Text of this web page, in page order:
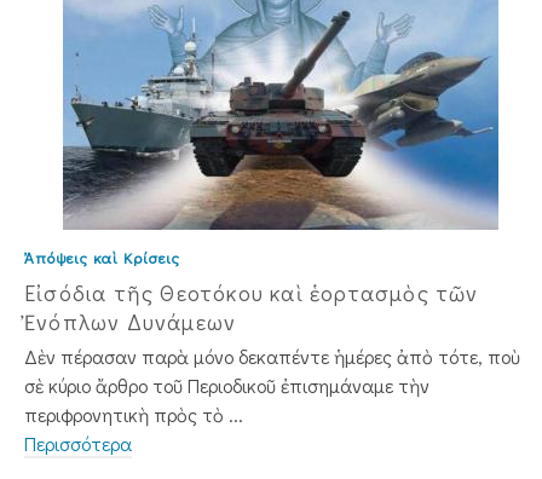
Ἀπόψεις καὶ Κρίσεις
Εἰσόδια τῆς Θεοτόκου καὶ ἑορτασμὸς τῶν
Ἐνόπλων Δυνάμεων
Δὲν πέρασαν παρὰ μόνο δεκαπέντε ἡμέρες ἀπὸ τότε, ποὺ
σὲ κύριο ἄρθρο τοῦ Περιοδικοῦ ἐπισημάναμε τὴν
περιφρονητικὴ πρὸς τὸ ...
Περισσότερα